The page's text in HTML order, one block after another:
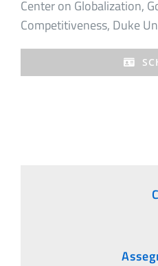
Center on Globalization,
Competitiveness, Duke